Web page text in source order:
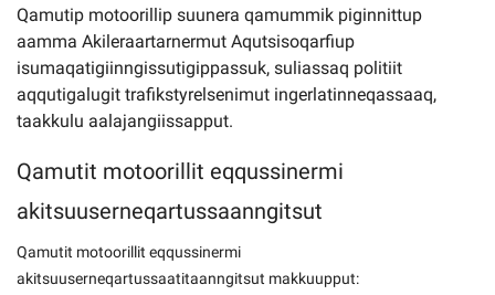
Qamutip motoorillip suunera qamummik piginnittup
aamma Akileraartarnermut Aqutsisoqarfiup
isumaqatigiinngissutigippassuk, suliassaq politiit
aqqutigalugit trafikstyrelsenimut ingerlatinneqassaaq,
taakkulu aalajangiissapput.
Qamutit motoorillit eqqussinermi
akitsuuserneqartussaanngitsut
Qamutit motoorillit eqqussinermi
akitsuuserneqartussaatitaanngitsut makkuupput: